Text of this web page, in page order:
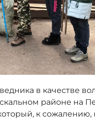
в качестве
районе на
к сожалению,